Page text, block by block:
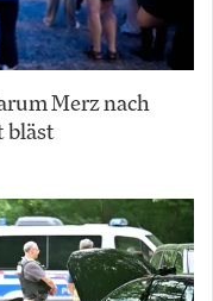
Merz nach
bläst